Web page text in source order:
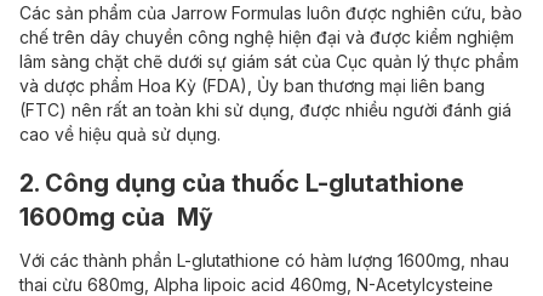
Các sản phẩm của Jarrow Formulas luôn được nghiên cứu, bào
chế trên dây chuyền công nghệ hiện đại và được kiểm nghiệm
lâm sàng chặt chẽ dưới sự giám sát của Cục quản lý thực phẩm
và dược phẩm Hoa Kỳ (FDA), Ủy ban thương mại liên bang
(FTC) nên rất an toàn khi sử dụng, được nhiều người đánh giá
cao về hiệu quả sử dụng.
2. Công dụng của thuốc L-glutathione
1600mg của Mỹ
Với các thành phần L-glutathione có hàm lượng 1600mg, nhau
thai cừu 680mg, Alpha lipoic acid 460mg, N-Acetylcysteine